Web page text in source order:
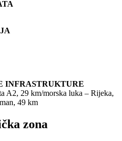
INFRASTRUKTURE
A2, 29 km/morska luka – Rijeka,
49 km
zona